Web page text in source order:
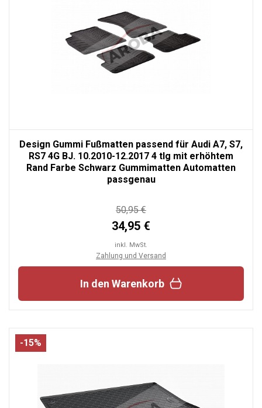
Design Gummi Fußmatten passend für Audi A7, S7,
RS7 4G BJ. 10.2010-12.2017 4 tlg mit erhöhtem
Rand Farbe Schwarz Gummimatten Automatten
passgenau
50,95 €
34,95 €
inkl. MwSt.
Zahlung und Versand
In den Warenkorb
-15%